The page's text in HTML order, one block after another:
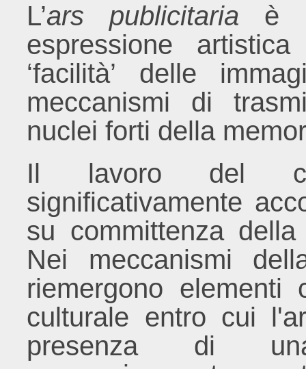
L’ars publicitaria è
espressione
‘facilità’ delle
meccanismi di
nuclei forti della
Il lavoro del
significativamente
su committenza
Nei meccanismi
riemergono
culturale entro cui
presenza di